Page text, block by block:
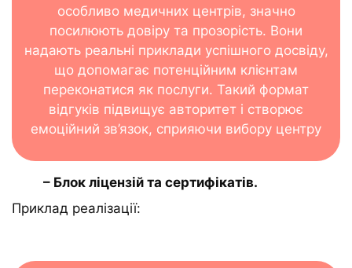
особливо медичних центрів, значно
посилюють довіру та прозорість. Вони
надають реальні приклади успішного досвіду,
що допомагає потенційним клієнтам
переконатися як послуги. Такий формат
відгуків підвищує авторитет і створює
емоційний зв’язок, сприяючи вибору центру
– Блок ліцензій та сертифікатів.
Приклад реалізації: